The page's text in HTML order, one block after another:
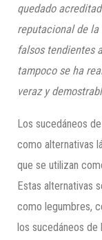
quedado
reputacional de la
falsos tendientes
tampoco se ha
veraz y
Los sucedáneos
como alternativas
que se utilizan
Estas alternativas
como legumbres,
los sucedáneos de